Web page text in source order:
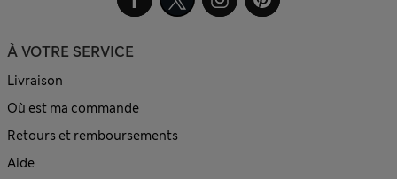
À VOTRE SERVICE
Livraison
Où est ma commande
Retours et remboursements
Aide